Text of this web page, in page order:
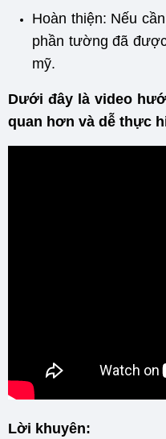
Hoàn thiện: Nếu
phần tường đã
mỹ.
Dưới đây là video
quan hơn và dễ thực
Lời khuyên: